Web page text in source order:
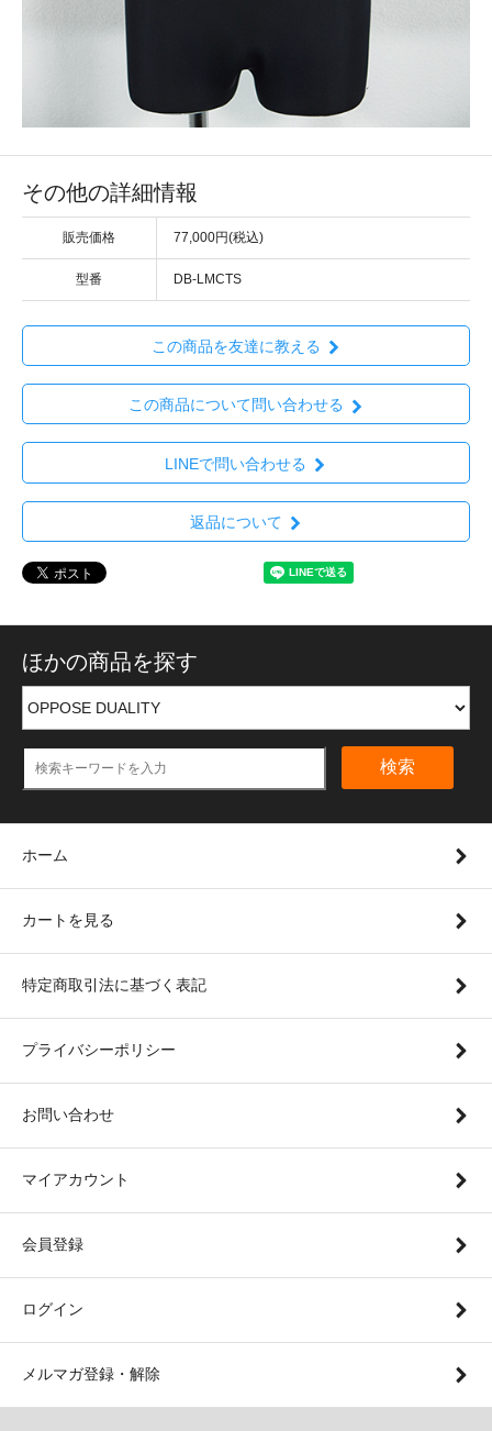
その他の詳細情報
販売価格 77,000円(税込)
型番 DB-LMCTS
この商品を友達に教える
この商品について問い合わせる
LINEで問い合わせる
返品について
ほかの商品を探す
検索
ホーム
カートを見る
特定商取引法に基づく表記
プライバシーポリシー
お問い合わせ
マイアカウント
会員登録
ログイン
メルマガ登録・解除